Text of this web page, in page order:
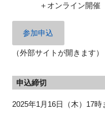
＋オンライン開催
参加申込
（外部サイトが開きます）
申込締切
2025年1月16日（木）17時